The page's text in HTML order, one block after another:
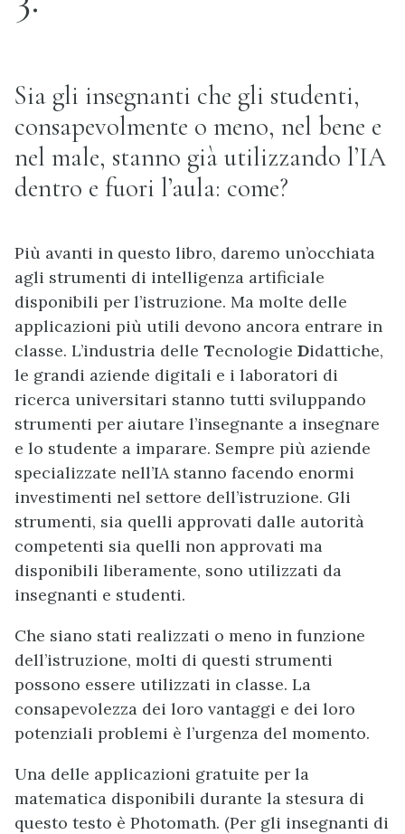
Sia gli insegnanti che gli studenti,
consapevolmente o meno, nel bene e
nel male, stanno già utilizzando l’IA
dentro e fuori l’aula: come?
Più avanti in questo libro, daremo un’occhiata
agli strumenti di intelligenza artificiale
disponibili per l’istruzione. Ma molte delle
applicazioni più utili devono ancora entrare in
classe. L’industria delle Tecnologie Didattiche,
le grandi aziende digitali e i laboratori di
ricerca universitari stanno tutti sviluppando
strumenti per aiutare l’insegnante a insegnare
e lo studente a imparare. Sempre più aziende
specializzate nell’IA stanno facendo enormi
investimenti nel settore dell’istruzione. Gli
strumenti, sia quelli approvati dalle autorità
competenti sia quelli non approvati ma
disponibili liberamente, sono utilizzati da
insegnanti e studenti.
Che siano stati realizzati o meno in funzione
dell’istruzione, molti di questi strumenti
possono essere utilizzati in classe. La
consapevolezza dei loro vantaggi e dei loro
potenziali problemi è l’urgenza del momento.
Una delle applicazioni gratuite per la
matematica disponibili durante la stesura di
questo testo è Photomath. (Per gli insegnanti di